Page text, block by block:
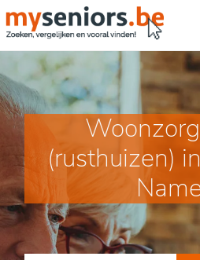
(rusthuizen)